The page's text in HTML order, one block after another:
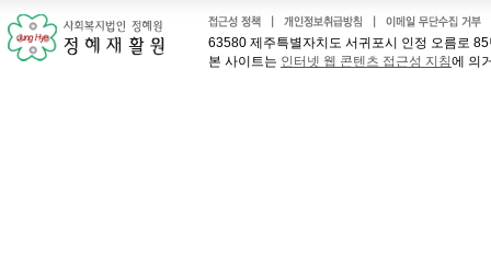
63580 제주특별자치도 서귀포시 인정 오름로
본 사이트는 인터넷 웹 콘텐츠 접근성 지침에 의